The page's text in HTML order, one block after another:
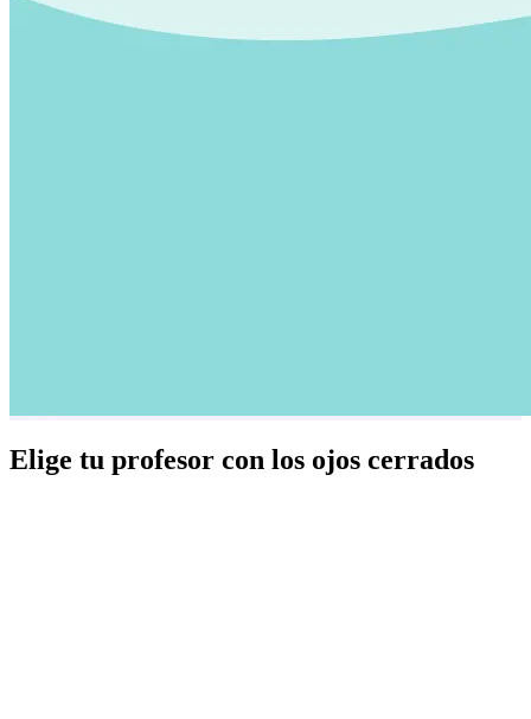
Elige tu profesor con los ojos cerrados